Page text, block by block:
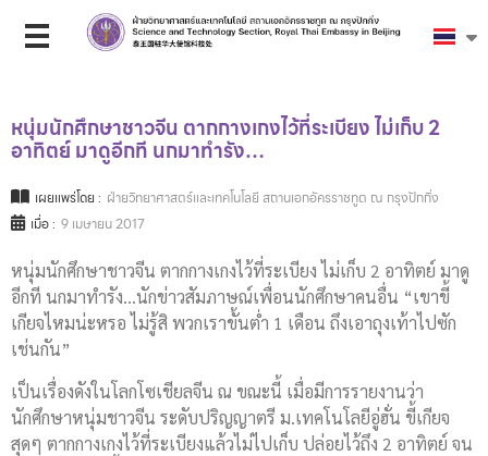
หนุ่มนักศึกษาชาวจีน ตากกางเกงไว้ที่ระเบียง ไม่เก็บ 2
อาทิตย์ มาดูอีกที นกมาทำรัง…
เผยแพร่โดย : ฝ่ายวิทยาศาสตร์และเทคโนโลยี สถานเอกอัครราชทูต ณ กรุงปักกิ่ง
เมื่อ : 9 เมษายน 2017
หนุ่มนักศึกษาชาวจีน ตากกางเกงไว้ที่ระเบียง ไม่เก็บ 2 อาทิตย์ มาดู
อีกที นกมาทำรัง…นักข่าวสัมภาษณ์เพื่อนนักศึกษาคนอื่น “เขาขี้
เกียจไหมน่ะหรอ ไม่รู้สิ พวกเราขั้นต่ำ 1 เดือน ถึงเอาถุงเท้าไปซัก
เช่นกัน”
เป็นเรื่องดังในโลกโซเชียลจีน ณ ขณะนี้ เมื่อมีการรายงานว่า
นักศึกษาหนุ่มชาวจีน ระดับปริญญาตรี ม.เทคโนโลยีอู่ฮั่น ขี้เกียจ
สุดๆ ตากกางเกงไว้ที่ระเบียงแล้วไม่ไปเก็บ ปล่อยไว้ถึง 2 อาทิตย์ จน